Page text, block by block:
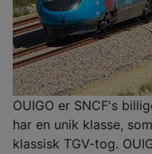
OUIGO er SNCF's
har en unik klasse,
klassisk TGV-tog.